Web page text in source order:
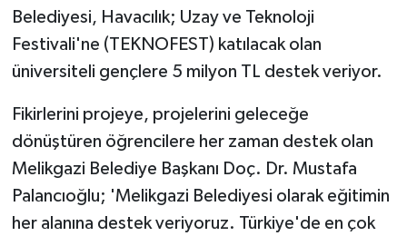
Belediyesi, Havacılık; Uzay ve Teknoloji
Festivali'ne (TEKNOFEST) katılacak olan
üniversiteli gençlere 5 milyon TL destek veriyor.
Fikirlerini projeye, projelerini geleceğe
dönüştüren öğrencilere her zaman destek olan
Melikgazi Belediye Başkanı Doç. Dr. Mustafa
Palancıoğlu; 'Melikgazi Belediyesi olarak eğitimin
her alanına destek veriyoruz. Türkiye'de en çok
GÜNDEM
HABERDE İNSAN
İNSAN
İş Dünyası